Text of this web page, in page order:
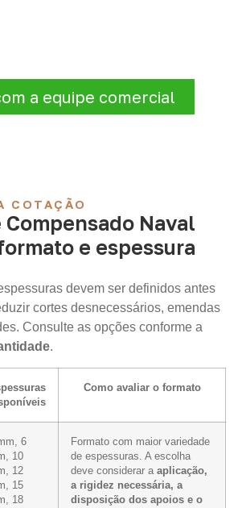
a equipe comercial
COTAÇÃO
Compensado Naval
e espessura
devem ser definidos antes
cortes desnecessários, emendas
Consulte as opções conforme a
.
Como avaliar o formato
6
10
12
15
18
Formato com maior variedade
de espessuras. A escolha
deve considerar a aplicação,
a rigidez necessária, a
disposição dos apoios e o